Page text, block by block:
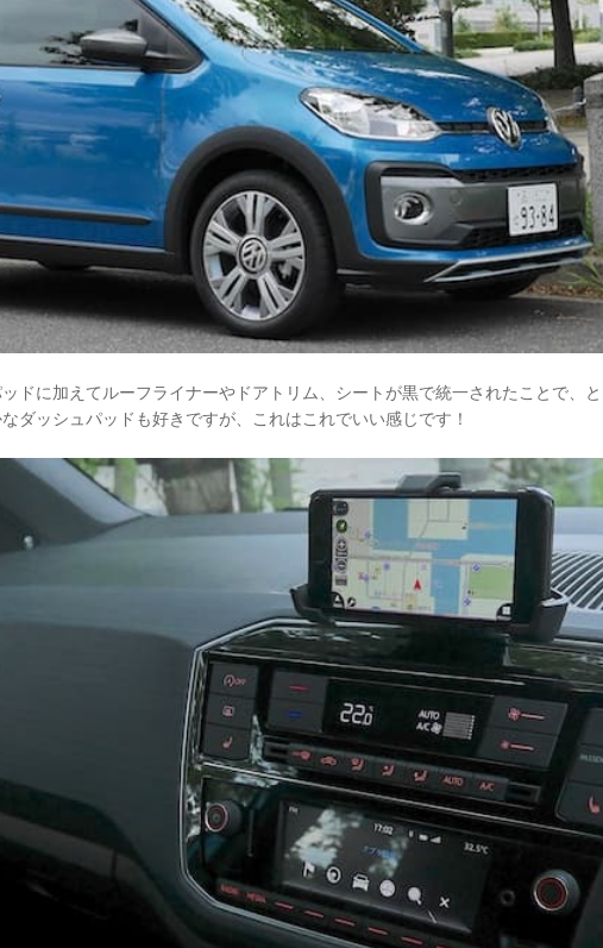
ドに加えてルーフライナーやドアトリム、シートが黒で統一されたことで、と
ダッシュパッドも好きですが、これはこれでいい感じです！